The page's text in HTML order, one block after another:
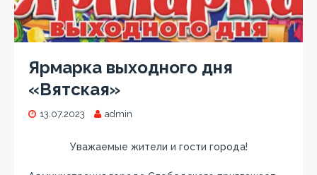
Ярмарка выходного дня
«Вятская»
13.07.2023 admin
Уважаемые жители и гости города!